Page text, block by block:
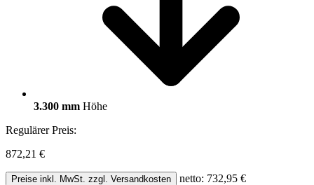
3.300 mm Höhe
Regulärer Preis:
872,21 €
Preise inkl. MwSt. zzgl. Versandkosten netto: 732,95 €